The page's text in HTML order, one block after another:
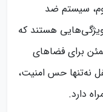
سیستم ضد
هستند که
برای فضاهای
نه‌تنها حس امنیت،
دارد.